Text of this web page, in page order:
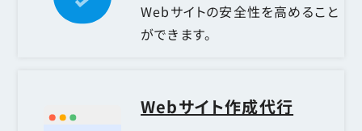
Webサイトの安全性を高めること
ができます。
Webサイト作成代行